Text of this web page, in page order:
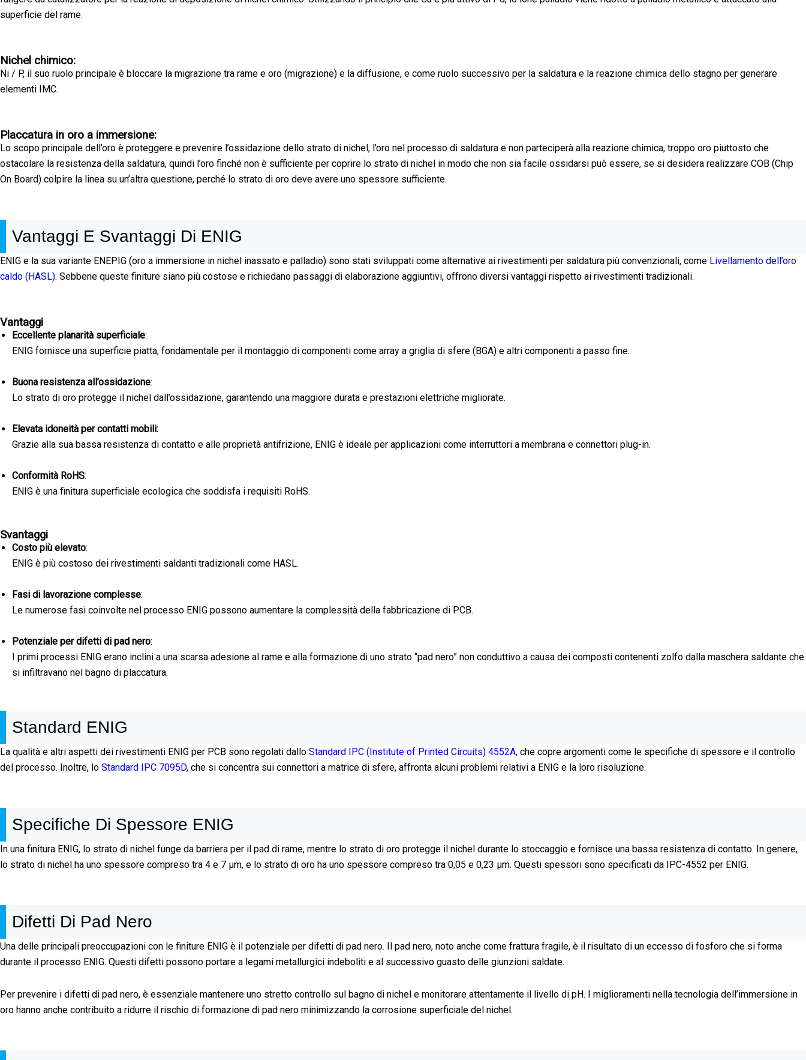
superficie del rame.
Nichel chimico:
Ni / P, il suo ruolo principale è bloccare la migrazione tra rame e oro (migrazione) e la diffusione, e come ruolo successivo per la saldatura e la reazione chimica dello stagno per generare
elementi IMC.
Placcatura in oro a immersione:
Lo scopo principale dell’oro è proteggere e prevenire l’ossidazione dello strato di nichel, l’oro nel processo di saldatura e non parteciperà alla reazione chimica, troppo oro piuttosto che
ostacolare la resistenza della saldatura, quindi l’oro finché non è sufficiente per coprire lo strato di nichel in modo che non sia facile ossidarsi può essere, se si desidera realizzare COB (Chip
On Board) colpire la linea su un’altra questione, perché lo strato di oro deve avere uno spessore sufficiente.
Vantaggi E Svantaggi Di ENIG
ENIG e la sua variante ENEPIG (oro a immersione in nichel inassato e palladio) sono stati sviluppati come alternative ai rivestimenti per saldatura più convenzionali, come Livellamento dell’oro
caldo (HASL). Sebbene queste finiture siano più costose e richiedano passaggi di elaborazione aggiuntivi, offrono diversi vantaggi rispetto ai rivestimenti tradizionali.
Vantaggi
Eccellente planarità superficiale:
ENIG fornisce una superficie piatta, fondamentale per il montaggio di componenti come array a griglia di sfere (BGA) e altri componenti a passo fine.
Buona resistenza all’ossidazione:
Lo strato di oro protegge il nichel dall’ossidazione, garantendo una maggiore durata e prestazioni elettriche migliorate.
Elevata idoneità per contatti mobili:
Grazie alla sua bassa resistenza di contatto e alle proprietà antifrizione, ENIG è ideale per applicazioni come interruttori a membrana e connettori plug-in.
Conformità RoHS:
ENIG è una finitura superficiale ecologica che soddisfa i requisiti RoHS.
Svantaggi
Costo più elevato:
ENIG è più costoso dei rivestimenti saldanti tradizionali come HASL.
Fasi di lavorazione complesse:
Le numerose fasi coinvolte nel processo ENIG possono aumentare la complessità della fabbricazione di PCB.
Potenziale per difetti di pad nero:
I primi processi ENIG erano inclini a una scarsa adesione al rame e alla formazione di uno strato “pad nero” non conduttivo a causa dei composti contenenti zolfo dalla maschera saldante che
si infiltravano nel bagno di placcatura.
Standard ENIG
La qualità e altri aspetti dei rivestimenti ENIG per PCB sono regolati dallo Standard IPC (Institute of Printed Circuits) 4552A, che copre argomenti come le specifiche di spessore e il controllo
del processo. Inoltre, lo Standard IPC 7095D, che si concentra sui connettori a matrice di sfere, affronta alcuni problemi relativi a ENIG e la loro risoluzione.
Specifiche Di Spessore ENIG
In una finitura ENIG, lo strato di nichel funge da barriera per il pad di rame, mentre lo strato di oro protegge il nichel durante lo stoccaggio e fornisce una bassa resistenza di contatto. In genere,
lo strato di nichel ha uno spessore compreso tra 4 e 7 µm, e lo strato di oro ha uno spessore compreso tra 0,05 e 0,23 µm. Questi spessori sono specificati da IPC-4552 per ENIG.
Difetti Di Pad Nero
Una delle principali preoccupazioni con le finiture ENIG è il potenziale per difetti di pad nero. Il pad nero, noto anche come frattura fragile, è il risultato di un eccesso di fosforo che si forma
durante il processo ENIG. Questi difetti possono portare a legami metallurgici indeboliti e al successivo guasto delle giunzioni saldate.
Per prevenire i difetti di pad nero, è essenziale mantenere uno stretto controllo sul bagno di nichel e monitorare attentamente il livello di pH. I miglioramenti nella tecnologia dell’immersione in
oro hanno anche contribuito a ridurre il rischio di formazione di pad nero minimizzando la corrosione superficiale del nichel.